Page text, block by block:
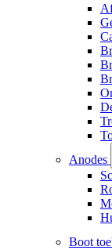
Anodes
Boot